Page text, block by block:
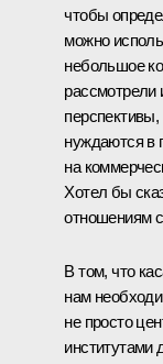
чтобы
можно
небольшое
рассмотрели
нуждаются в
на
Хотел бы
отношениям
В том, что
нам
не просто
институтами